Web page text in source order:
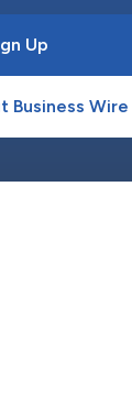
Up
Business Wire